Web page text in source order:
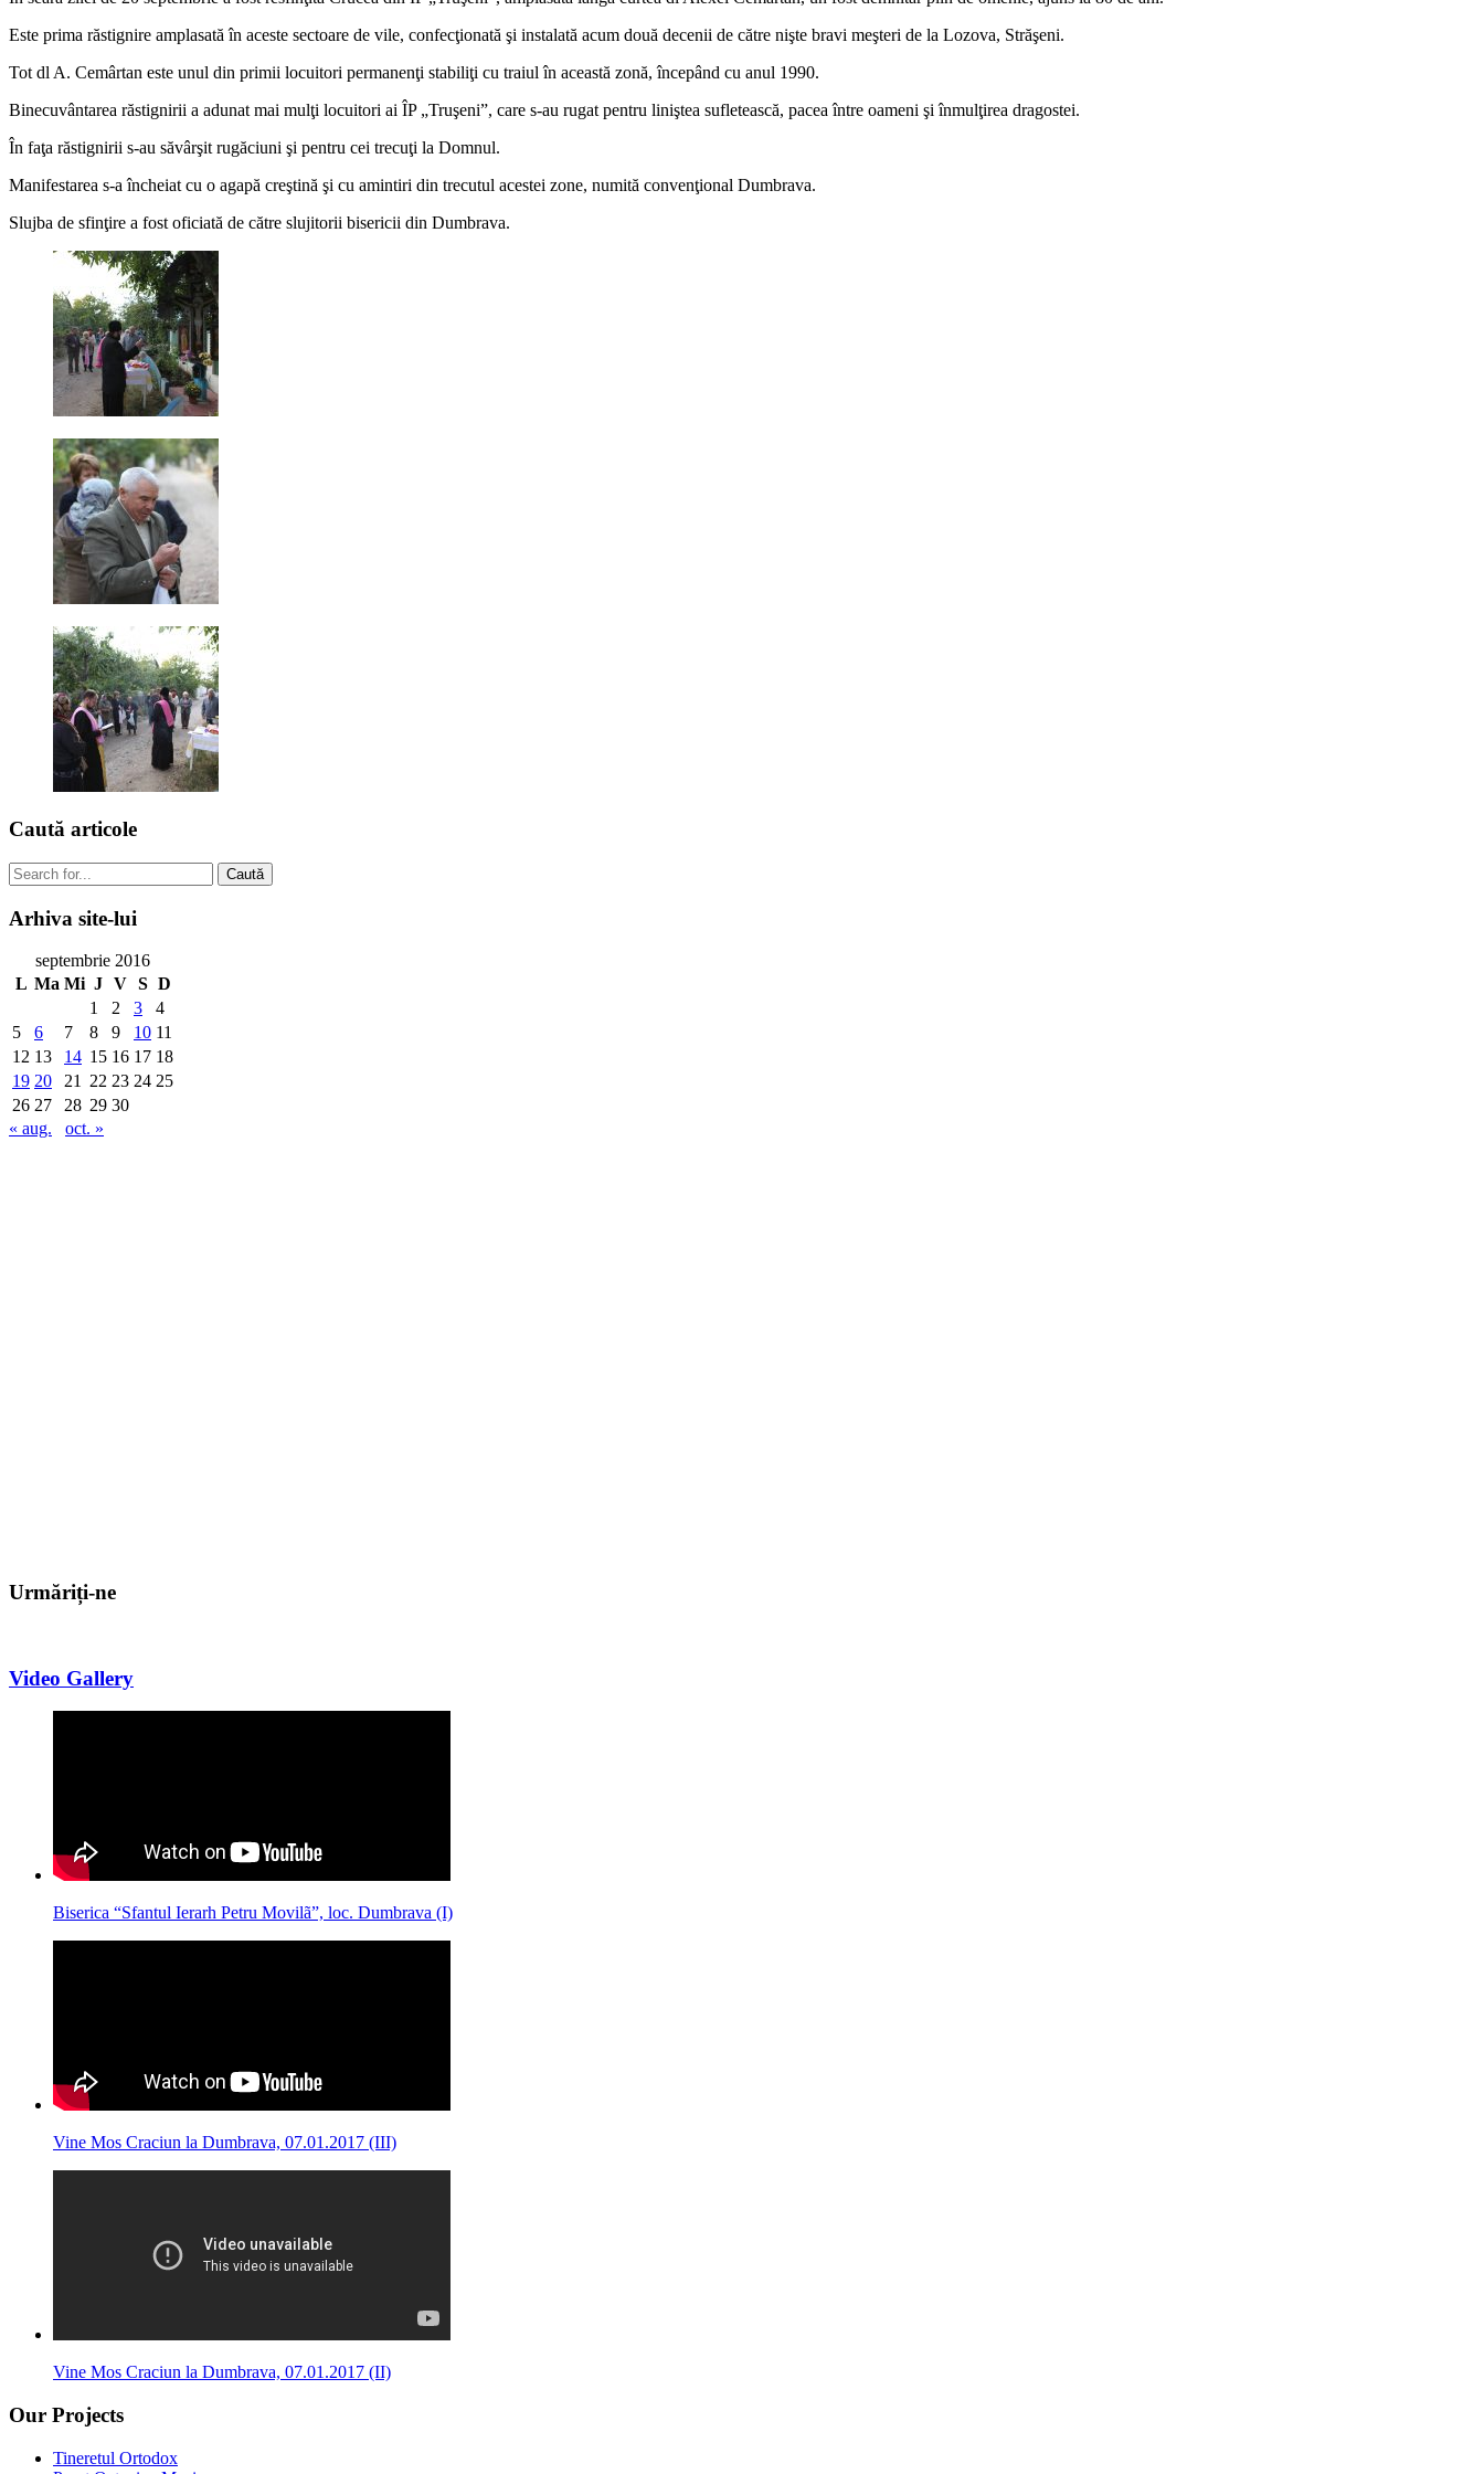
Este prima răstignire amplasată în aceste sectoare de vile, confecţionată şi instalată acum două decenii de către nişte bravi meşteri de la Lozova, Străşeni.
Tot dl A. Cemârtan este unul din primii locuitori permanenţi stabiliţi cu traiul în această zonă, începând cu anul 1990.
Binecuvântarea răstignirii a adunat mai mulţi locuitori ai ÎP „Truşeni”, care s-au rugat pentru liniştea sufletească, pacea între oameni şi înmulţirea dragostei.
În faţa răstignirii s-au săvârşit rugăciuni şi pentru cei trecuţi la Domnul.
Manifestarea s-a încheiat cu o agapă creştină şi cu amintiri din trecutul acestei zone, numită convenţional Dumbrava.
Slujba de sfinţire a fost oficiată de către slujitorii bisericii din Dumbrava.
Caută articole
Caută
Arhiva site-lui
septembrie 2016
L Ma Mi J V S D
1
2 3
4
5
6 7 8 9 10 11
12 13 14 15 16 17 18
19 20 21 22 23 24 25
26 27 28 29 30
« aug.
oct. »
Urmăriți-ne
Video Gallery
Biserica “Sfantul Ierarh Petru Movilã”, loc. Dumbrava (I)
Vine Mos Craciun la Dumbrava, 07.01.2017 (III)
Vine Mos Craciun la Dumbrava, 07.01.2017 (II)
Our Projects
Tineretul Ortodox